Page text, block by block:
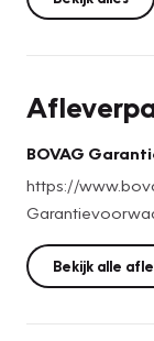
-Suzuki Service
BOVAG
https://
Bekijk alle